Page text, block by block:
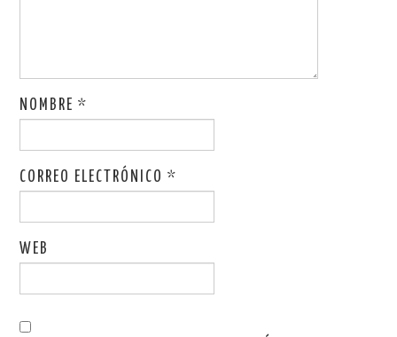
NOMBRE*
CORREO ELECTRÓNICO*
WEB